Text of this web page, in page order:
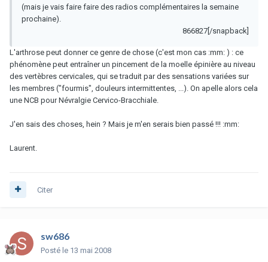
(mais je vais faire faire des radios complémentaires la semaine
prochaine).
866827[/snapback]
L'arthrose peut donner ce genre de chose (c'est mon cas :mm: ) : ce
phénomène peut entraîner un pincement de la moelle épinière au niveau
des vertèbres cervicales, qui se traduit par des sensations variées sur
les membres ("fourmis", douleurs intermittentes, ...). On apelle alors cela
une NCB pour Névralgie Cervico-Bracchiale.
J'en sais des choses, hein ? Mais je m'en serais bien passé !!! :mm:
Laurent.
Citer
sw686
Posté le 13 mai 2008